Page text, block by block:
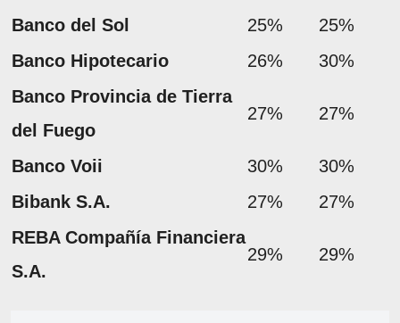
Banco del Sol
25%
25%
Banco Hipotecario
26%
30%
Banco Provincia de Tierra
del Fuego
27% 27%
Banco Voii 30%
30%
Bibank S.A.
27%
27%
REBA Compañía Financiera
S.A.
29% 29%